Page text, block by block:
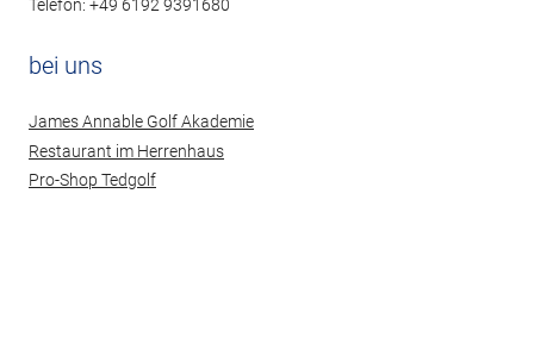
Telefon: +49 6192 9391680
bei uns
James Annable Golf Akademie
Restaurant im Herrenhaus
Pro-Shop Tedgolf